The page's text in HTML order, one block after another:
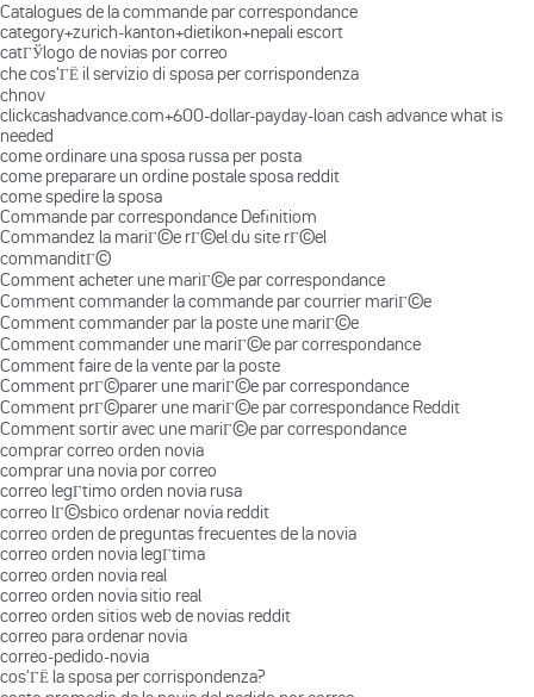
Catalogues de la commande par correspondance
category+zurich-kanton+dietikon+nepali escort
catГЎlogo de novias por correo
che cos'ГЁ il servizio di sposa per corrispondenza
chnov
clickcashadvance.com+600-dollar-payday-loan cash advance what is
needed
come ordinare una sposa russa per posta
come preparare un ordine postale sposa reddit
come spedire la sposa
Commande par correspondance Definitiom
Commandez la mariГ©e rГ©el du site rГ©el
commanditГ©
Comment acheter une mariГ©e par correspondance
Comment commander la commande par courrier mariГ©e
Comment commander par la poste une mariГ©e
Comment commander une mariГ©e par correspondance
Comment faire de la vente par la poste
Comment prГ©parer une mariГ©e par correspondance
Comment prГ©parer une mariГ©e par correspondance Reddit
Comment sortir avec une mariГ©e par correspondance
comprar correo orden novia
comprar una novia por correo
correo legГ­timo orden novia rusa
correo lГ©sbico ordenar novia reddit
correo orden de preguntas frecuentes de la novia
correo orden novia legГ­tima
correo orden novia real
correo orden novia sitio real
correo orden sitios web de novias reddit
correo para ordenar novia
correo-pedido-novia
cos'ГЁ la sposa per corrispondenza?